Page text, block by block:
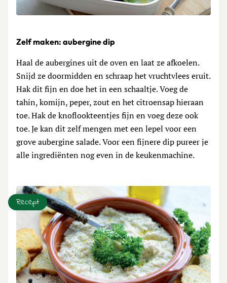
Zelf maken: aubergine dip
Haal de aubergines uit de oven en laat ze afkoelen.
Snijd ze doormidden en schraap het vruchtvlees eruit.
Hak dit fijn en doe het in een schaaltje. Voeg de
tahin, komijn, peper, zout en het citroensap hieraan
toe. Hak de knoflookteentjes fijn en voeg deze ook
toe. Je kan dit zelf mengen met een lepel voor een
grove aubergine salade. Voor een fijnere dip pureer je
alle ingrediënten nog even in de keukenmachine.
Recept